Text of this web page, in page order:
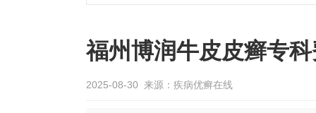
福州博润牛皮皮癣专
2025-08-30 来源： 疾病优癣在线